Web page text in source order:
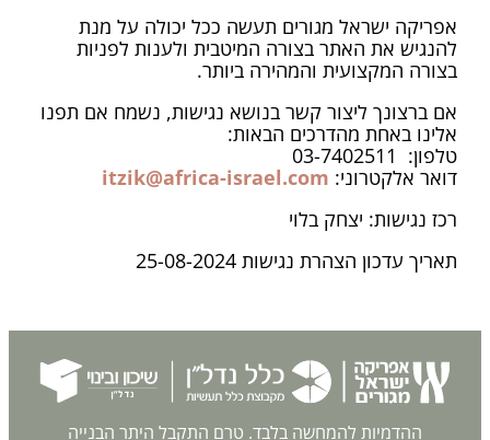
אפריקה ישראל מגורים תעשה ככל יכולה על מנת
להנגיש את האתר בצורה המיטבית ולענות לפניות
בצורה המקצועית והמהירה ביותר.
אם ברצונך ליצור קשר בנושא נגישות, נשמח אם תפנו
אלינו באחת מהדרכים הבאות:
טלפון: 03-7402511
דואר אלקטרוני: itzik@africa-israel.com
רכז נגישות: יצחק בלוי
תאריך עדכון הצהרת נגישות25-08-2024
ההדמיות להמחשה בלבד. טרם התקבל היתר הבנייה